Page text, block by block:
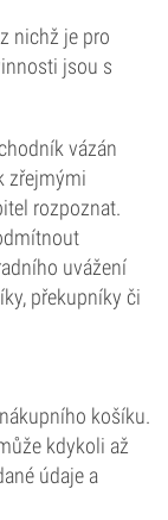
nichž je pro
jsou s
vázán
zřejmými
rozpoznat.
uvážení
překupníky či
košíku.
kdykoli až
údaje a